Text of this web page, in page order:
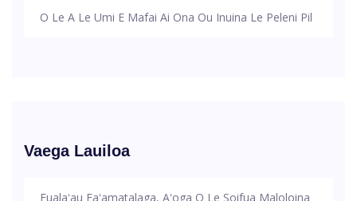
O Le A Le Umi E Mafai Ai Ona Ou Inuina Le Peleni Pil
Vaega Lauiloa
Fualaʻau Faʻamatalaga, Aʻoga O Le Soifua Maloloina